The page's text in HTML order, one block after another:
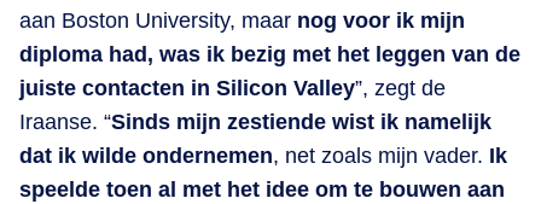
aan Boston University, maar nog voor ik mijn
diploma had, was ik bezig met het leggen van de
juiste contacten in Silicon Valley”, zegt de
Iraanse. “Sinds mijn zestiende wist ik namelijk
dat ik wilde ondernemen, net zoals mijn vader. Ik
speelde toen al met het idee om te bouwen aan